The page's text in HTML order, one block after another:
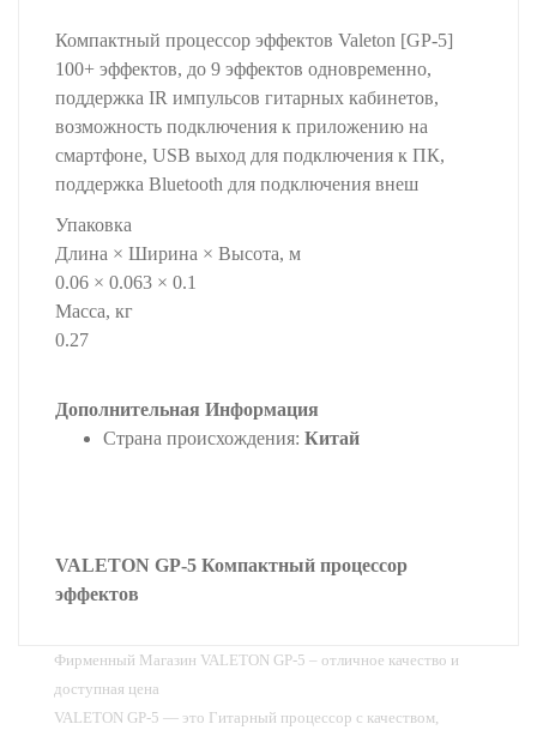
Компактный процессор эффектов Valeton [GP-5]
100+ эффектов, до 9 эффектов одновременно,
поддержка IR импульсов гитарных кабинетов,
возможность подключения к приложению на
смартфоне, USB выход для подключения к ПК,
поддержка Bluetooth для подключения внеш
Упаковка
Длина × Ширина × Высота, м
0.06 × 0.063 × 0.1
Масса, кг
0.27
Дополнительная Информация
Страна происхождения: Китай
VALETON GP-5 Компактный процессор
эффектов
Фирменный Магазин VALETON GP-5 – отличное качество и
доступная цена
VALETON GP-5 — это Гитарный процессор с качеством,